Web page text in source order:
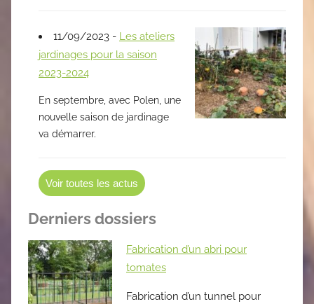
11/09/2023 - Les ateliers
jardinages pour la saison
2023-2024
En septembre, avec Polen, une
nouvelle saison de jardinage
va démarrer.
Voir toutes les actus
Derniers dossiers
Fabrication d’un abri pour
tomates
Fabrication d’un tunnel pour